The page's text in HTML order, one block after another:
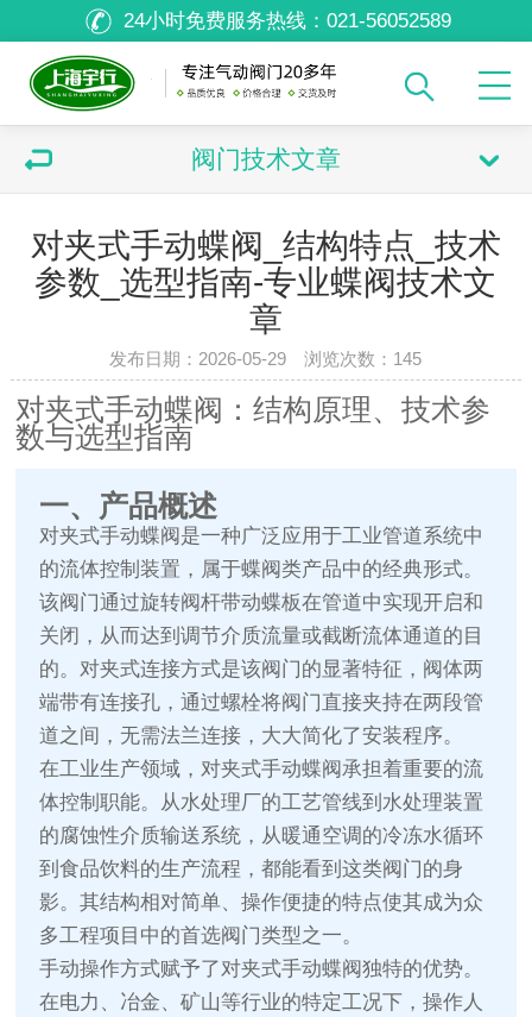
24小时免费服务热线： 021-56052589
阀门技术文章
对夹式手动蝶阀_结构特点_技术
参数_选型指南-专业蝶阀技术文
章
发布日期：2026-05-29 浏览次数： 145
对夹式手动蝶阀：结构原理、技术参
数与选型指南
一、产品概述
对夹式手动蝶阀是一种广泛应用于工业管道系统中
的流体控制装置，属于蝶阀类产品中的经典形式。
该阀门通过旋转阀杆带动蝶板在管道中实现开启和
关闭，从而达到调节介质流量或截断流体通道的目
的。对夹式连接方式是该阀门的显著特征，阀体两
端带有连接孔，通过螺栓将阀门直接夹持在两段管
道之间，无需法兰连接，大大简化了安装程序。
在工业生产领域，对夹式手动蝶阀承担着重要的流
体控制职能。从水处理厂的工艺管线到水处理装置
的腐蚀性介质输送系统，从暖通空调的冷冻水循环
到食品饮料的生产流程，都能看到这类阀门的身
影。其结构相对简单、操作便捷的特点使其成为众
多工程项目中的首选阀门类型之一。
手动操作方式赋予了对夹式手动蝶阀独特的优势。
在电力、冶金、矿山等行业的特定工况下，操作人